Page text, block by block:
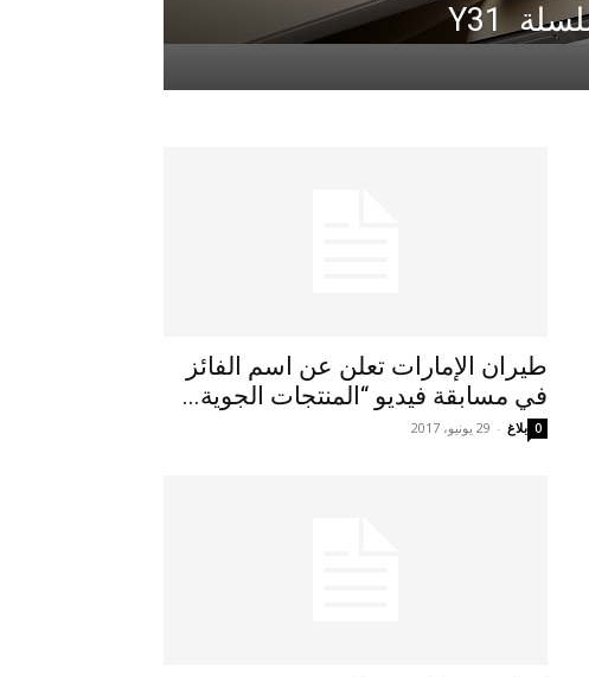
طيران الإمارات تعلن عن اسم الفائز
في مسابقة فيديو “المنتجات الجوية...
بلاغ - 29 يونيو، 2017 0